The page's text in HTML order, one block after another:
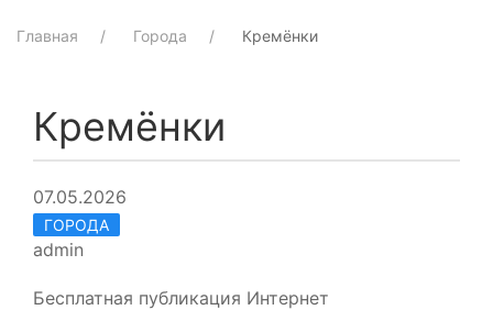
Главная Города Кремёнки
Кремёнки
07.05.2026
ГОРОДА
admin
Бесплатная публикация Интернет